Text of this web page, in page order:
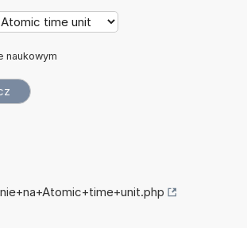
naukowym